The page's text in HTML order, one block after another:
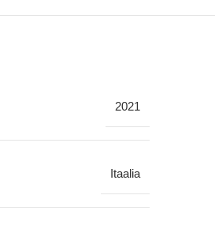
2021
Itaalia